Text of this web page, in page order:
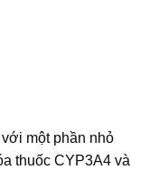
một phần nhỏ
thuốc CYP3A4 và